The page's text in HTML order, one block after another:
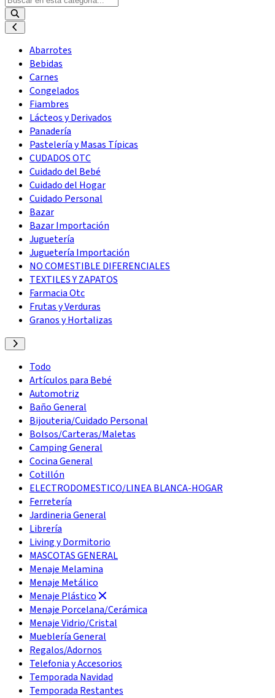
Abarrotes
Bebidas
Carnes
Congelados
Fiambres
Lácteos y Derivados
Panadería
Pastelería y Masas Típicas
CUDADOS OTC
Cuidado del Bebé
Cuidado del Hogar
Cuidado Personal
Bazar
Bazar Importación
Juguetería
Juguetería Importación
NO COMESTIBLE DIFERENCIALES
TEXTILES Y ZAPATOS
Farmacia Otc
Frutas y Verduras
Granos y Hortalizas
Todo
Artículos para Bebé
Automotriz
Baño General
Bijouteria/Cuidado Personal
Bolsos/Carteras/Maletas
Camping General
Cocina General
Cotillón
ELECTRODOMESTICO/LINEA BLANCA-HOGAR
Ferretería
Jardineria General
Librería
Living y Dormitorio
MASCOTAS GENERAL
Menaje Melamina
Menaje Metálico
Menaje Plástico
Menaje Porcelana/Cerámica
Menaje Vidrio/Cristal
Mueblería General
Regalos/Adornos
Telefonia y Accesorios
Temporada Navidad
Temporada Restantes